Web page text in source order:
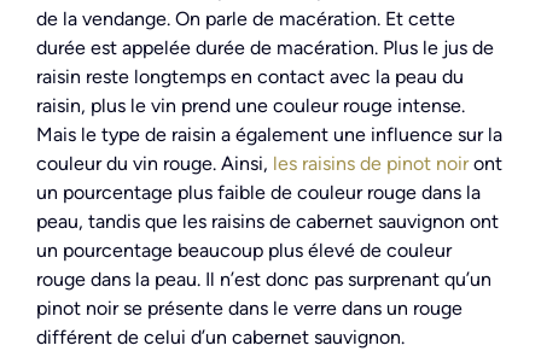
de la vendange. On parle de macération. Et cette
durée est appelée durée de macération. Plus le jus de
raisin reste longtemps en contact avec la peau du
raisin, plus le vin prend une couleur rouge intense.
Mais le type de raisin a également une influence sur la
couleur du vin rouge. Ainsi, les raisins de pinot noiront
un pourcentage plus faible de couleur rouge dans la
peau, tandis que les raisins de cabernet sauvignon ont
un pourcentage beaucoup plus élevé de couleur
rouge dans la peau. Il n’est donc pas surprenant qu’un
pinot noir se présente dans le verre dans un rouge
différent de celui d’un cabernet sauvignon.